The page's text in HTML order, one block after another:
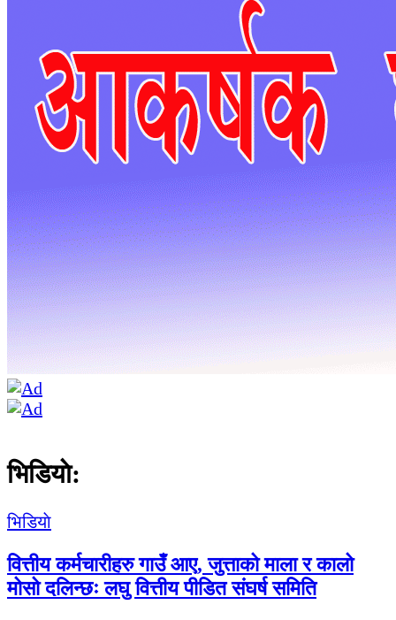
भिडियाे:
भिडियाे
वित्तीय कर्मचारीहरु गाउँ आए, जुत्ताको माला र कालो
मोसो दलिन्छः लघु वित्तीय पीडित संघर्ष समिति